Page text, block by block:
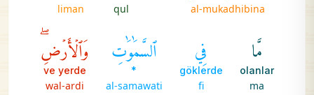
al-mukadhibina
qul
liman
مَّا
olanlar
ma
فِي
göklerde
fi
ٱلسَّمَٰوَٰتِ
*
al-samawati
وَٱلۡأَرۡضِۖ
ve yerde
wal-ardi